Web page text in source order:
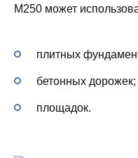
М250 может
плитных
бетонных дорожек;
площадок.